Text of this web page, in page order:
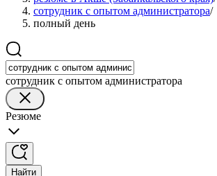
сотрудник с опытом администратора/
полный день
сотрудник с опытом администратора
Резюме
Найти